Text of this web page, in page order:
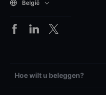
België
Hoe wilt u beleggen?